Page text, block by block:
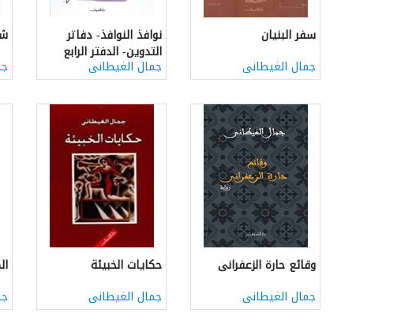
سفر البنيان
جمال الغيطانى
نوافذ النوافذ- دفاتر
التدوين- الدفتر الرابع
جمال الغيطانى
وقائع حارة الزعفرانى
جمال الغيطانى
حكايات الخبيئة
جمال الغيطانى